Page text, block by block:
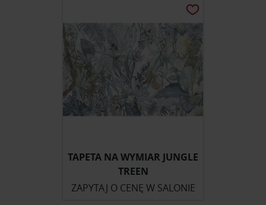
TAPETA NA WYMIAR JUNGLE
TREEN
ZAPYTAJ O CENĘ W SALONIE